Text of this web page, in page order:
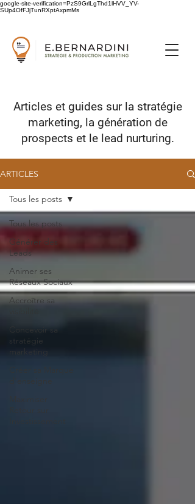
google-site-verification=PzS9GrlLgThd1lHVV_YV-
SUp4OfFJjTunRXptAxpmMs
Articles et guides surla stratégie
marketing, la génération de
prospects et le lead nurturing.
ARTICLES
Tous les posts
Générer des
Leads
Animer ses
Réseaux Sociaux
Accroître sa
Concevoir sa
stratégie
marketing
Tous les posts